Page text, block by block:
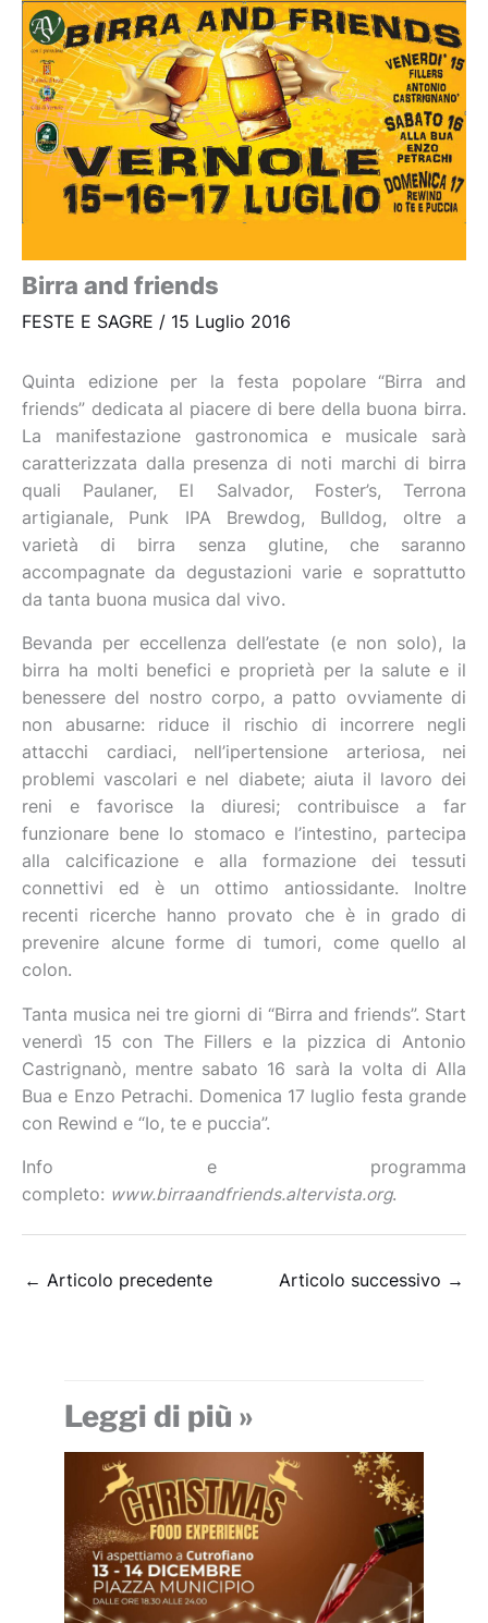
Birra and friends
FESTE E SAGRE / 15 Luglio 2016
Quinta edizione per la festa popolare “Birra and
friends” dedicata al piacere di bere della buona birra.
La manifestazione gastronomica e musicale sarà
caratterizzata dalla presenza di noti marchi di birra
quali Paulaner, El Salvador, Foster’s, Terrona
artigianale, Punk IPA Brewdog, Bulldog, oltre a
varietà di birra senza glutine, che saranno
accompagnate da degustazioni varie e soprattutto
da tanta buona musica dal vivo.
Bevanda per eccellenza dell’estate (e non solo), la
birra ha molti benefici e proprietà per la salute e il
benessere del nostro corpo, a patto ovviamente di
non abusarne: riduce il rischio di incorrere negli
attacchi cardiaci, nell’ipertensione arteriosa, nei
problemi vascolari e nel diabete; aiuta il lavoro dei
reni e favorisce la diuresi; contribuisce a far
funzionare bene lo stomaco e l’intestino, partecipa
alla calcificazione e alla formazione dei tessuti
connettivi ed è un ottimo antiossidante. Inoltre
recenti ricerche hanno provato che è in grado di
prevenire alcune forme di tumori, come quello al
colon.
Tanta musica nei tre giorni di “Birra and friends”. Start
venerdì 15 con The Fillers e la pizzica di Antonio
Castrignanò, mentre sabato 16 sarà la volta di Alla
Bua e Enzo Petrachi. Domenica 17 luglio festa grande
con Rewind e “Io, te e puccia”.
Info e programma
completo: www.birraandfriends.altervista.org.
← Articolo precedente Articolo successivo →
Leggi di più »